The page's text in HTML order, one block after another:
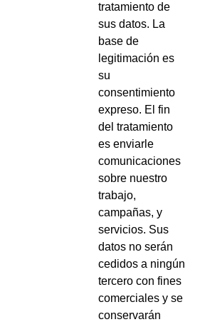
tratamiento de
sus datos. La
base de
legitimación es
su
consentimiento
expreso. El fin
del tratamiento
es enviarle
comunicaciones
sobre nuestro
trabajo,
campañas, y
servicios. Sus
datos no serán
cedidos a ningún
tercero con fines
comerciales y se
conservarán